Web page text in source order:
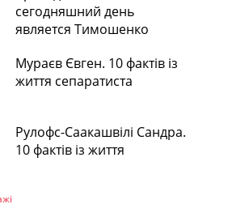
сегодняшний день
является Тимошенко
Мураєв Євген. 10 фактів із
життя сепаратиста
Рулофс-Саакашвілі Сандра.
10 фактів із життя